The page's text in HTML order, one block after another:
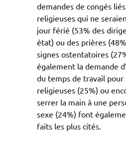
demandes de congés
religieuses qui ne
jour férié (53% des
état) ou des prières
signes ostentatoires
également la demande
du temps de travail pour
religieuses (25%) ou
serrer la main à une
sexe (24%) font
faits les plus cités.